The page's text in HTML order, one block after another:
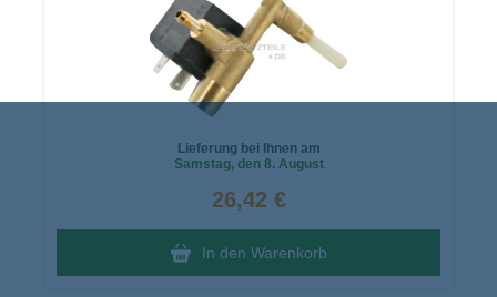
Lieferung bei Ihnen am
Samstag, den 8. August
26,42 €
In den Warenkorb